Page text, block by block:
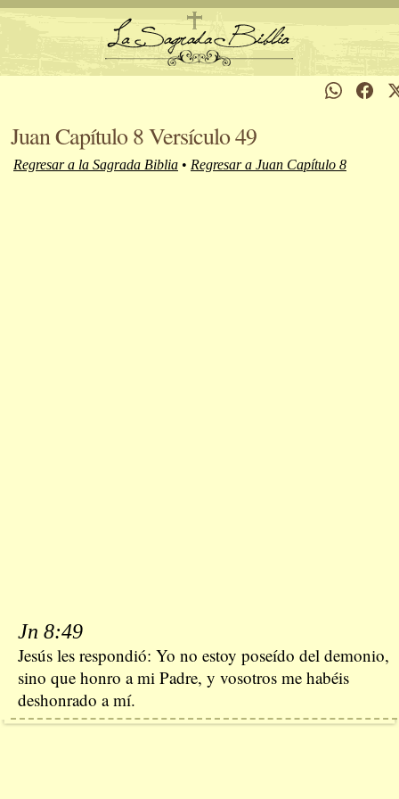
Juan Capítulo 8 Versículo 49
Regresar a la Sagrada Biblia • Regresar a Juan Capítulo 8
Jn 8:49
Jesús les respondió: Yo no estoy poseído del demonio,
sino que honro a mi Padre, y vosotros me habéis
deshonrado a mí.